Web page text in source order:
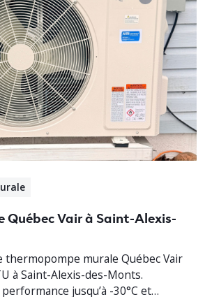
Québec Vair à Saint-Alexis-
thermopompe murale Québec Vair
à Saint-Alexis-des-Monts.
jusqu’à -30°C et